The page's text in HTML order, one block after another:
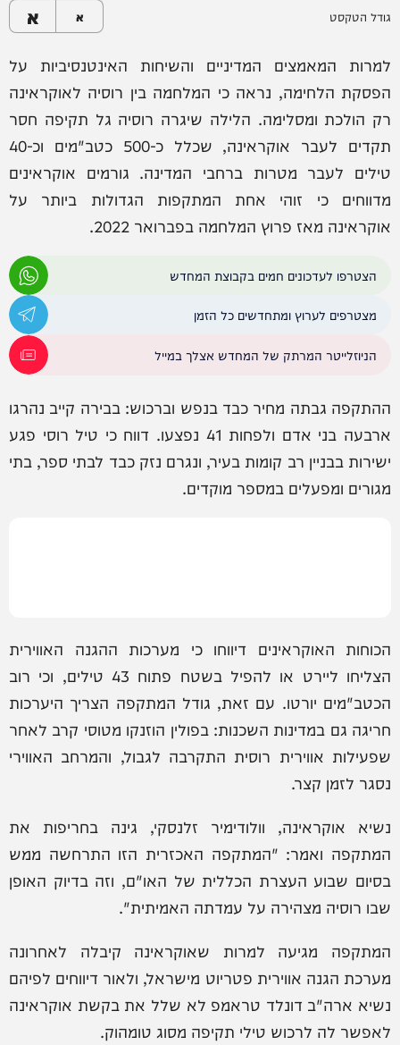
גודל הטקסט א א
למרות המאמצים המדיניים והשיחות האינטנסיביות על
הפסקת הלחימה, נראה כי המלחמה בין רוסיה לאוקראינה
רק הולכת ומסלימה. הלילה שיגרה רוסיה גל תקיפה חסר
תקדים לעבר אוקראינה, שכלל כ-500 כטב"מים וכ-40
טילים לעבר מטרות ברחבי המדינה. גורמים אוקראינים
מדווחים כי זוהי אחת המתקפות הגדולות ביותר על
אוקראינה מאז פרוץ המלחמה בפברואר 2022.
הצטרפו לעדכונים חמים בקבוצת המחדש
מצטרפים לערוץ ומתחדשים כל הזמן
הניוזלייטר המרתק של המחדש אצלך במייל
ההתקפה גבתה מחיר כבד בנפש וברכוש: בבירה קייב נהרגו
ארבעה בני אדם ולפחות 41 נפצעו. דווח כי טיל רוסי פגע
ישירות בבניין רב קומות בעיר, ונגרם נזק כבד לבתי ספר, בתי
מגורים ומפעלים במספר מוקדים.
הכוחות האוקראינים דיווחו כי מערכות ההגנה האווירית
הצליחו ליירט או להפיל בשטח פתוח 43 טילים, וכי רוב
הכטב"מים יורטו. עם זאת, גודל המתקפה הצריך היערכות
חריגה גם במדינות השכנות: בפולין הוזנקו מטוסי קרב לאחר
שפעילות אווירית רוסית התקרבה לגבול, והמרחב האווירי
נסגר לזמן קצר.
נשיא אוקראינה, וולודימיר זלנסקי, גינה בחריפות את
המתקפה ואמר: "המתקפה האכזרית הזו התרחשה ממש
בסיום שבוע העצרת הכללית של האו"ם, וזה בדיוק האופן
שבו רוסיה מצהירה על עמדתה האמיתית".
המתקפה מגיעה למרות שאוקראינה קיבלה לאחרונה
מערכת הגנה אווירית פטריוט מישראל, ולאור דיווחים לפיהם
נשיא ארה"ב דונלד טראמפ לא שלל את בקשת אוקראינה
לאפשר לה לרכוש טילי תקיפה מסוג טומהוק.